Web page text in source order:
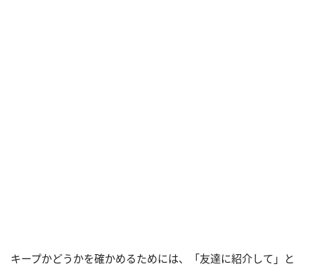
キープかどうかを確かめるためには、「友達に紹介して」と